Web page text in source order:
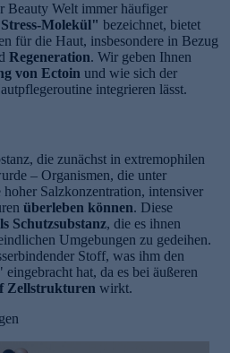
Beauty Welt immer häufiger
Molekül" bezeichnet, bietet
für die Haut, insbesondere in Bezug
Regeneration. Wir geben Ihnen
von Ectoin und wie sich der
integrieren lässt.
die zunächst in extremophilen
– Organismen, die unter
hoher Salzkonzentration, intensiver
überleben können. Diese
Schutzsubstanz, die es ihnen
Umgebungen zu gedeihen.
Stoff, was ihm den
hat, da es bei äußeren
Zellstrukturen wirkt.